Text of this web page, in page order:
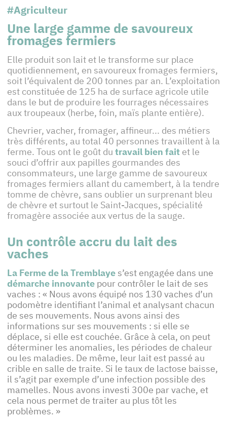
#Agriculteur
Une large gamme de savoureux
fromages fermiers
Elle produit son lait et le transforme sur place
quotidiennement, en savoureux fromages fermiers,
soit l’équivalent de 200 tonnes par an. L’exploitation
est constituée de 125 ha de surface agricole utile
dans le but de produire les fourrages nécessaires
aux troupeaux (herbe, foin, maïs plante entière).
Chevrier, vacher, fromager, affineur... des métiers
très différents, au total 40 personnes travaillent à la
ferme. Tous ont le goût du travail bien fait et le
souci d’offrir aux papilles gourmandes des
consommateurs, une large gamme de savoureux
fromages fermiers allant du camembert, à la tendre
tomme de chèvre, sans oublier un surprenant bleu
de chèvre et surtout le Saint-Jacques, spécialité
fromagère associée aux vertus de la sauge.
Un contrôle accru du lait des
vaches
La Ferme de la Tremblaye s’est engagée dans une
démarche innovante pour contrôler le lait de ses
vaches : « Nous avons équipé nos 130 vaches d’un
podomètre identifiant l’animal et analysant chacun
de ses mouvements. Nous avons ainsi des
informations sur ses mouvements : si elle se
déplace, si elle est couchée. Grâce à cela, on peut
déterminer les anomalies, les périodes de chaleur
ou les maladies. De même, leur lait est passé au
crible en salle de traite. Si le taux de lactose baisse,
il s’agit par exemple d’une infection possible des
mamelles. Nous avons investi 300e par vache, et
cela nous permet de traiter au plus tôt les
problèmes. »